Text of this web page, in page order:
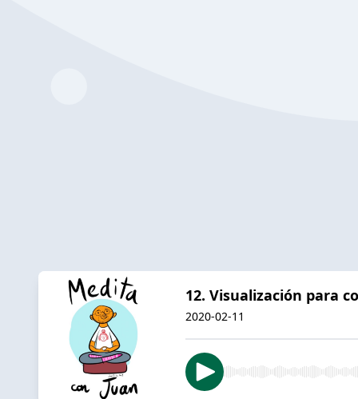
12. Visualización para
2020-02-11